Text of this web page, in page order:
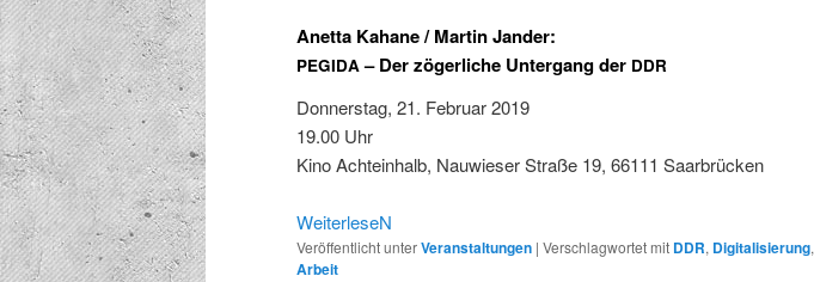
Anetta Kahane / Martin Jander:
PEGIDA – Der zögerliche Untergang der DDR
Don­ner­stag, 21. Feb­ru­ar 2019
19.00 Uhr
Kino Achtein­halb, Nauwieser Straße 19, 66111 Saarbrücken
Weit­er­leseN
Veröffentlicht unterVeranstaltungen | Verschlagwortet mit DDR, Digitalisierung,
Arbeit